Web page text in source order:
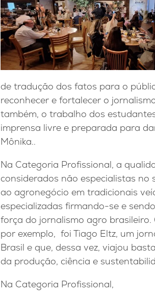
de tradução dos fatos para o
reconhecer e fortalecer o
também, o trabalho dos
imprensa livre e preparada para
Mônika..
Na Categoria Profissional, a
considerados não especialistas
ao agronegócio em tradicionais
especializadas firmando-se e
força do jornalismo agro
por exemplo, foi Tiago Eltz, um
Brasil e que, dessa vez, viajou
da produção, ciência e
Na Categoria Profissional,